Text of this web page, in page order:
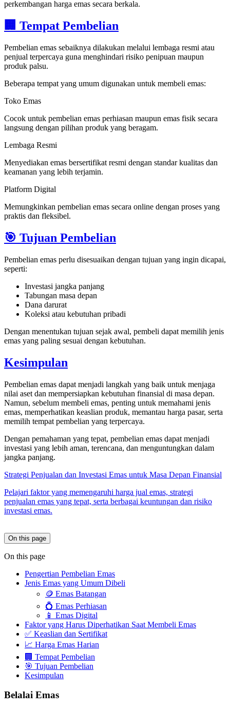
perkembangan harga emas secara berkala.
🏢 Tempat Pembelian
Pembelian emas sebaiknya dilakukan melalui lembaga resmi atau
penjual terpercaya guna menghindari risiko penipuan maupun
produk palsu.
Beberapa tempat yang umum digunakan untuk membeli emas:
Toko Emas
Cocok untuk pembelian emas perhiasan maupun emas fisik secara
langsung dengan pilihan produk yang beragam.
Lembaga Resmi
Menyediakan emas bersertifikat resmi dengan standar kualitas dan
keamanan yang lebih terjamin.
Platform Digital
Memungkinkan pembelian emas secara online dengan proses yang
praktis dan fleksibel.
🎯 Tujuan Pembelian
Pembelian emas perlu disesuaikan dengan tujuan yang ingin dicapai,
seperti:
Investasi jangka panjang
Tabungan masa depan
Dana darurat
Koleksi atau kebutuhan pribadi
Dengan menentukan tujuan sejak awal, pembeli dapat memilih jenis
emas yang paling sesuai dengan kebutuhan.
Kesimpulan
Pembelian emas dapat menjadi langkah yang baik untuk menjaga
nilai aset dan mempersiapkan kebutuhan finansial di masa depan.
Namun, sebelum membeli emas, penting untuk memahami jenis
emas, memperhatikan keaslian produk, memantau harga pasar, serta
memilih tempat pembelian yang terpercaya.
Dengan pemahaman yang tepat, pembelian emas dapat menjadi
investasi yang lebih aman, terencana, dan menguntungkan dalam
jangka panjang.
Strategi Penjualan dan Investasi Emas untuk Masa Depan Finansial
Pelajari faktor yang memengaruhi harga jual emas, strategi
penjualan emas yang tepat, serta berbagai keuntungan dan risiko
investasi emas.
On this page
On this page
Pengertian Pembelian Emas
Jenis Emas yang Umum Dibeli
🪙 Emas Batangan
💍 Emas Perhiasan
📱 Emas Digital
Faktor yang Harus Diperhatikan Saat Membeli Emas
✅ Keaslian dan Sertifikat
📈 Harga Emas Harian
🏢 Tempat Pembelian
🎯 Tujuan Pembelian
Kesimpulan
Belalai Emas